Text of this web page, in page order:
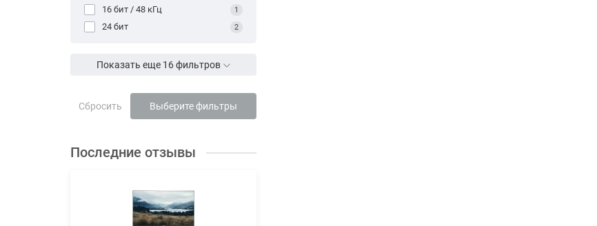
16 бит / 48 кГц 1
24 бит 2
Показать еще 16 фильтров
Сбросить Выберите фильтры
Последние отзывы